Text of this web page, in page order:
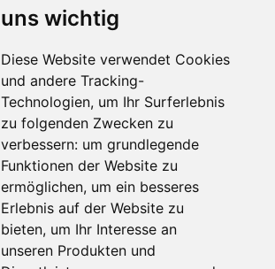
uns wichtig
Diese Website verwendet Cookies
und andere Tracking-
Technologien, um Ihr Surferlebnis
zu folgenden Zwecken zu
verbessern: um grundlegende
Funktionen der Website zu
ermöglichen, um ein besseres
Erlebnis auf der Website zu
bieten, um Ihr Interesse an
unseren Produkten und
Für Makler:innen
Über Uns
Vorteile
Kontakt
Software Partner
Teilnahme